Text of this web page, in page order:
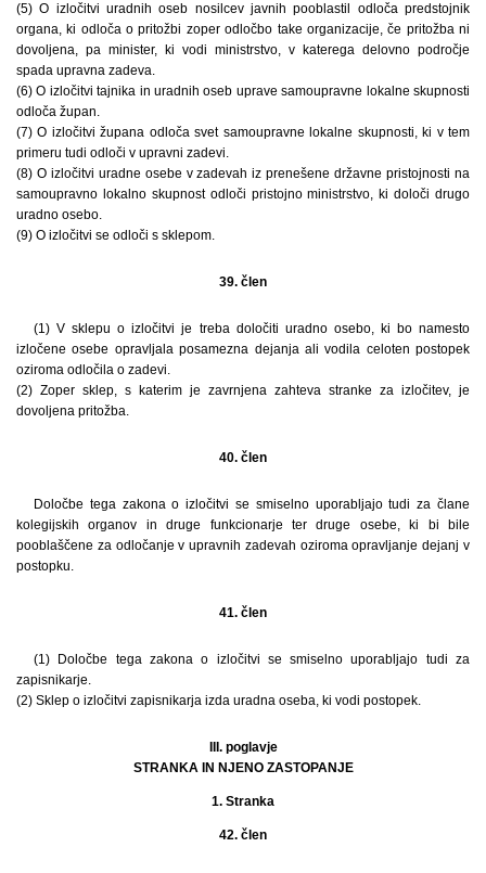
(5) O izločitvi uradnih oseb nosilcev javnih pooblastil odloča predstojnik
organa, ki odloča o pritožbi zoper odločbo take organizacije, če pritožba ni
dovoljena, pa minister, ki vodi ministrstvo, v katerega delovno področje
spada upravna zadeva.
(6) O izločitvi tajnika in uradnih oseb uprave samoupravne lokalne skupnosti
odloča župan.
(7) O izločitvi župana odloča svet samoupravne lokalne skupnosti, ki v tem
primeru tudi odloči v upravni zadevi.
(8) O izločitvi uradne osebe v zadevah iz prenešene državne pristojnosti na
samoupravno lokalno skupnost odloči pristojno ministrstvo, ki določi drugo
uradno osebo.
(9) O izločitvi se odloči s sklepom.
39. člen
(1) V sklepu o izločitvi je treba določiti uradno osebo, ki bo namesto
izločene osebe opravljala posamezna dejanja ali vodila celoten postopek
oziroma odločila o zadevi.
(2) Zoper sklep, s katerim je zavrnjena zahteva stranke za izločitev, je
dovoljena pritožba.
40. člen
Določbe tega zakona o izločitvi se smiselno uporabljajo tudi za člane
kolegijskih organov in druge funkcionarje ter druge osebe, ki bi bile
pooblaščene za odločanje v upravnih zadevah oziroma opravljanje dejanj v
postopku.
41. člen
(1) Določbe tega zakona o izločitvi se smiselno uporabljajo tudi za
zapisnikarje.
(2) Sklep o izločitvi zapisnikarja izda uradna oseba, ki vodi postopek.
III. poglavje
STRANKA IN NJENO ZASTOPANJE
1. Stranka
42. člen